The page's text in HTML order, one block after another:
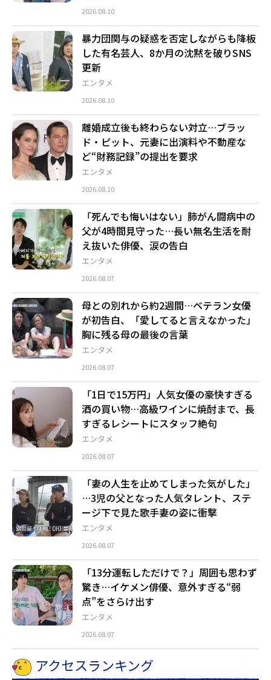
2026.08.10
エンタメ
暴力団関与の疑惑を否定しながらも降板
した有名芸人、8か月の沈黙を破りSNS
更新
2026.08.10
エンタメ
離婚成立後も終わらない対立…ブラッ
ド・ピット、元妻に出演料や不動産な
ど“財務記録”の提出を要求
2026.08.10
エンタメ
「死んでも悔いはない」肺がん闘病中の
父が4時間見守った…長い無名生活を耐
え抜いた俳優、涙の告白
2026.08.07
エンタメ
母との別れから約2週間…ベテラン女優
が初告白、「愛してると言えなかった」
胸に残る母の最後の言葉
2026.08.07
エンタメ
「1日で15万円」人気女優の豪快すぎる
酒の買い物…高級ワインに焼酎まで、長
すぎるレシートにスタッフ絶句
2026.08.07
エンタメ
「妻の人生を止めてしまった気がした」
…3児の父となった人気タレント、ステ
ージ下で見た歌手妻の姿に衝撃
2026.08.07
エンタメ
「13分運転しただけで？」周囲も思わず
驚き…イケメン俳優、意外すぎる“弱
点”をさらけ出す
2026.08.07
アクセスランキング